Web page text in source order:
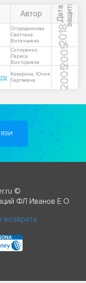
Автор Д
а
т
а
з
а
щ
и
т ы
Огородникова
Светлана
Витальевна
2018
Скляренко,
Лариса
Викторовна
2005
Каверина, Юлия
Сергеевна
2005
©
ФЛ Иванов Е О
возврата